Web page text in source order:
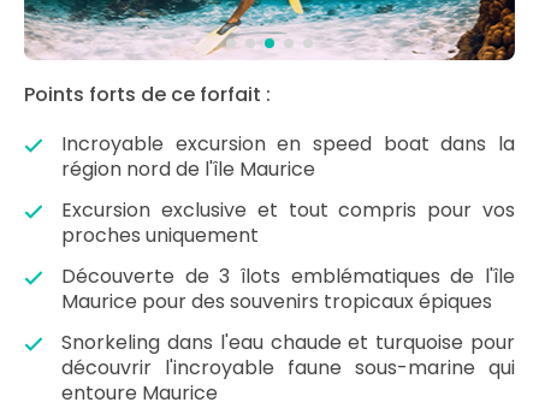
Points forts de ce forfait :
Incroyable excursion en speed boat dans la
région nord de l'île Maurice
Excursion exclusive et tout compris pour vos
proches uniquement
Découverte de 3 îlots emblématiques de l'île
Maurice pour des souvenirs tropicaux épiques
Snorkeling dans l'eau chaude et turquoise pour
découvrir l'incroyable faune sous-marine qui
entoure Maurice